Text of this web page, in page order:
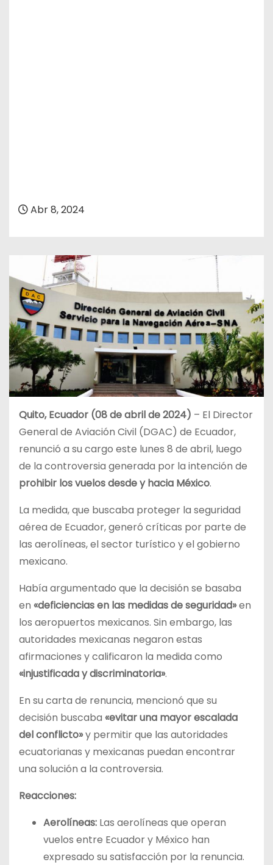
Abr 8, 2024
Quito, Ecuador (08 de abril de 2024) – El Director
General de Aviación Civil (DGAC) de Ecuador,
renunció a su cargo este lunes 8 de abril, luego
de la controversia generada por la intención de
prohibir los vuelos desde y hacia México.
La medida, que buscaba proteger la seguridad
aérea de Ecuador, generó críticas por parte de
las aerolíneas, el sector turístico y el gobierno
mexicano.
Había argumentado que la decisión se basaba
en «deficiencias en las medidas de seguridad»en
los aeropuertos mexicanos. Sin embargo, las
autoridades mexicanas negaron estas
afirmaciones y calificaron la medida como
«injustificada y discriminatoria».
En su carta de renuncia, mencionó que su
decisión buscaba «evitar una mayor escalada
del conflicto»y permitir que las autoridades
ecuatorianas y mexicanas puedan encontrar
una solución a la controversia.
Reacciones:
Aerolíneas: Las aerolíneas que operan
vuelos entre Ecuador y México han
expresado su satisfacción por la renuncia.